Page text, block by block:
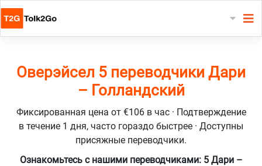
Оверэйсел 5 переводчики Дари
– Голландский
Фиксированная цена от €106 в час · Подтверждение
в течение 1 дня, часто гораздо быстрее · Доступны
присяжные переводчики.
Ознакомьтесь с нашими переводчиками: 5 Дари –